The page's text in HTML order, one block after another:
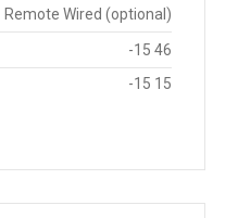
Remote Wired (optional)
-15 46
-15 15